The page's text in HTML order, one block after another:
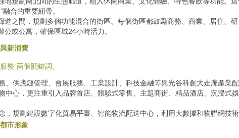
合的重要紐帶。
道之間，規劃多個功能混合的街區。每個街區都鼓勵商務、商業、居住
或公寓，確保區域24小時活力。
新消費
務”兩個關鍵詞。
、供應鏈管理、會展服務、工業設計、科技金融等與光谷科創大走廊產業
中心，更注重引入品牌首店、體驗式零售、主題商街、精品酒店、沉浸
，規劃建設數字化貿易平臺、智能物流配送中心，利用大數據和物聯網技
市形象